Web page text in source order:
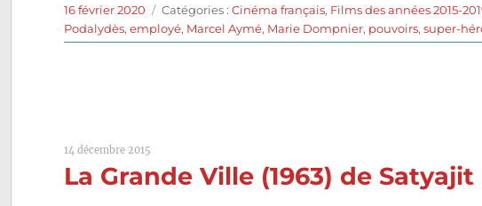
Publié
le
16 février 2020 Catégories
Catégories :Cinéma français, Films des années 2015-
Podalydès,employé, Marcel Aymé, Marie Dompnier, pouvoirs,super-
14 décembre 2015
La Grande Ville (1963) de Satyajit